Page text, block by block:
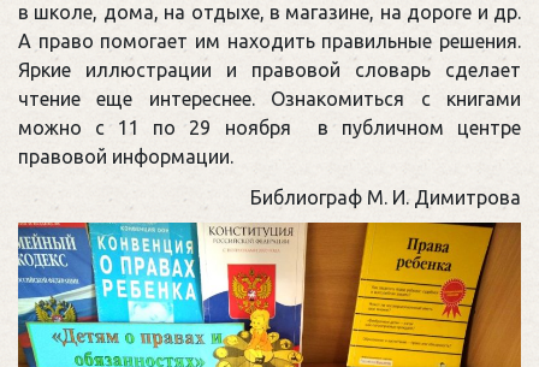
в школе, дома, на отдыхе, в магазине, на дороге и др.
А право помогает им находить правильные решения.
Яркие иллюстрации и правовой словарь сделает
чтение еще интереснее. Ознакомиться с книгами
можно с 11 по 29 ноября в публичном центре
правовой информации.
Библиограф М. И. Димитрова